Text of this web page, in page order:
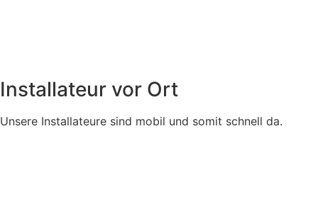
Installateur vor Ort
Unsere Installateure sind mobil und somit schnell da.